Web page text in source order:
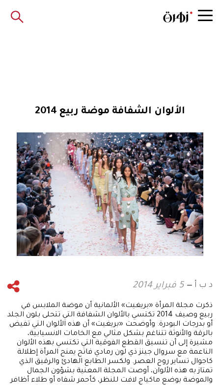
الألوان الشفافة موضة ربيع 2014
د ب أ 5 فبراير 2014
ذكرت مجلة المرأة «بريغيت» الألمانية أن موضة الملابس في
ربيع وصيف 2014 تكتسي بالألوان الشفافة التي تتحلى بلون الجلد
أو بدرجات البودرة. وأوضحت «بريغيت» أن هذه الألوان التي تفيض
بالرقة والأنوثة تتناغم بشكل مثالي مع الخامات الانسيابية،
مشيرة إلى أن تنسيق القطع الفوقية التي تكتسي بهذه الألوان
الناعمة مع سروال جينز ذي لون رمادي فاتح يمنح المرأة إطلالة
كاجوال تساير روح العصر. ولكسر الطابع الهادئ والرقيق الذي
تمتاز به هذه الألوان، أوصت المجلة المعنية بشؤون الجمال
والموضة بوضع ماكياج لافت للنظر، كأحمر شفاه أو طلاء أظافر